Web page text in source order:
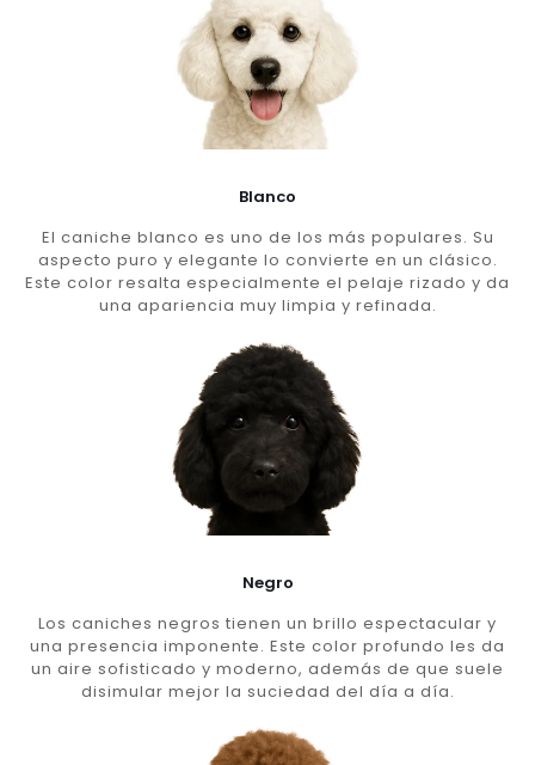
Blanco
El caniche blanco es uno de los más populares. Su
aspecto puro y elegante lo convierte en un clásico.
Este color resalta especialmente el pelaje rizado y da
una apariencia muy limpia y refinada.
Negro
Los caniches negros tienen un brillo espectacular y
una presencia imponente. Este color profundo les da
un aire sofisticado y moderno, además de que suele
disimular mejor la suciedad del día a día.